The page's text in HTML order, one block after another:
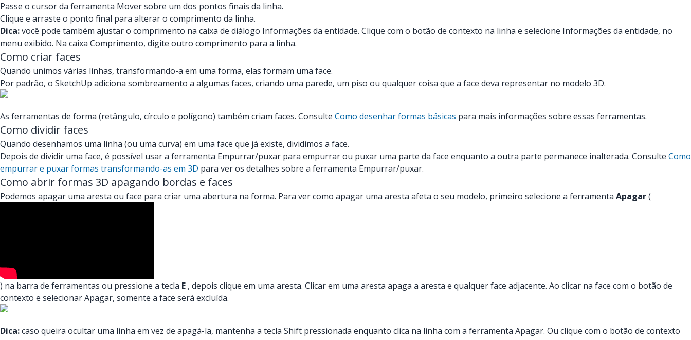
Passe o cursor da ferramenta Mover sobre um dos pontos finais da linha.
Clique e arraste o ponto final para alterar o comprimento da linha.
Dica:você pode também ajustar o comprimento na caixa de diálogo Informações da entidade. Clique com o botão de contexto na linha e selecione Informações da entidade, no
menu exibido. Na caixa Comprimento, digite outro comprimento para a linha.
Como criar faces
Quando unimos várias linhas, transformando-a em uma forma, elas formam uma face.
Por padrão, o SketchUp adiciona sombreamento a algumas faces, criando uma parede, um piso ou qualquer coisa que a face deva representar no modelo 3D.
As ferramentas de forma (retângulo, círculo e polígono) também criam faces. Consulte Como desenhar formas básicas para mais informações sobre essas ferramentas.
Como dividir faces
Quando desenhamos uma linha (ou uma curva) em uma face que já existe, dividimos a face.
Depois de dividir uma face, é possível usar a ferramenta Empurrar/puxar para empurrar ou puxar uma parte da face enquanto a outra parte permanece inalterada. Consulte Como
empurrar e puxar formas transformando-as em 3D para ver os detalhes sobre a ferramenta Empurrar/puxar.
Como abrir formas 3D apagando bordas e faces
Podemos apagar uma aresta ou face para criar uma abertura na forma. Para ver como apagar uma aresta afeta o seu modelo, primeiro selecione a ferramenta Apagar(
) na barra de ferramentas ou pressione a tecla E , depois clique em uma aresta. Clicar em uma aresta apaga a aresta e qualquer face adjacente. Ao clicar na face com o botão de
contexto e selecionar Apagar, somente a face será excluída.
Dica:caso queira ocultar uma linha em vez de apagá-la, mantenha a tecla Shift pressionada enquanto clica na linha com a ferramenta Apagar. Ou clique com o botão de contexto